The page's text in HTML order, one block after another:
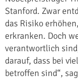
Stanford. Zwar
das Risiko
erkranken. Doch
verantwortlich
darauf, dass bei
betroffen sind“,